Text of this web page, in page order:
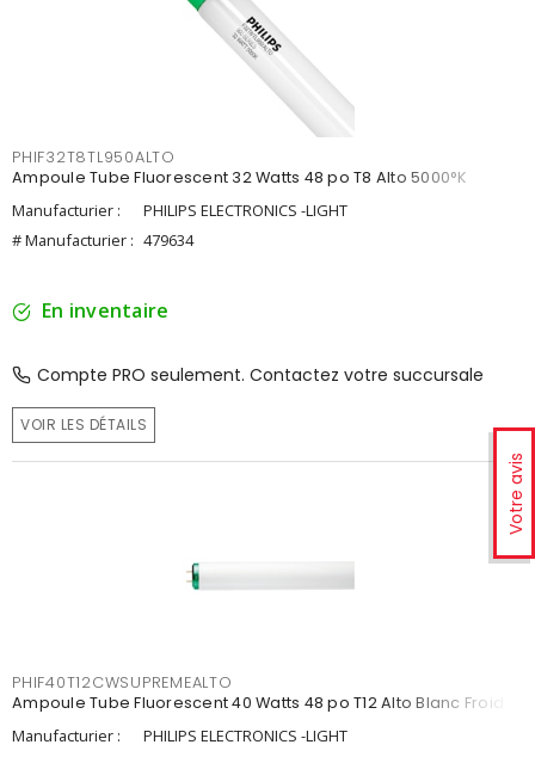
Votre avis
PHIF32T8TL950ALTO
Ampoule Tube Fluorescent 32 Watts 48 po T8 Alto 5000°K
Manufacturier :
PHILIPS ELECTRONICS -LIGHT
# Manufacturier : 479634
En inventaire
Compte PRO seulement. Contactez votre succursale
VOIR LES DÉTAILS
PHIF40T12CWSUPREMEALTO
Ampoule Tube Fluorescent 40 Watts 48 po T12 Alto Blanc Froid
Manufacturier :
PHILIPS ELECTRONICS -LIGHT